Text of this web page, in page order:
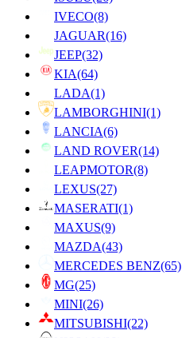
IVECO(8)
JAGUAR(16)
JEEP(32)
KIA(64)
LADA(1)
LAMBORGHINI(1)
LANCIA(6)
LAND ROVER(14)
LEAPMOTOR(8)
LEXUS(27)
MASERATI(1)
MAXUS(9)
MAZDA(43)
MERCEDES BENZ(65)
MG(25)
MINI(26)
MITSUBISHI(22)